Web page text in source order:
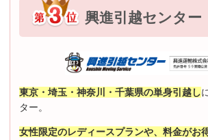
興進引越センター
東京・埼玉・神奈川・千葉県の単身引越し
ター。
女性限定のレディースプランや、料金がお